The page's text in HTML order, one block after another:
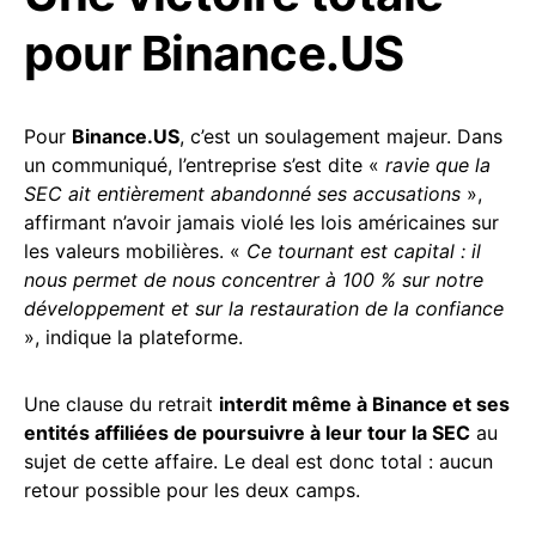
pour Binance.US
Pour Binance.US, c’est un soulagement majeur. Dans
un communiqué, l’entreprise s’est dite « ravie que la
SEC ait entièrement abandonné ses accusations »,
affirmant n’avoir jamais violé les lois américaines sur
les valeurs mobilières. « Ce tournant est capital : il
nous permet de nous concentrer à 100 % sur notre
développement et sur la restauration de la confiance
», indique la plateforme.
Une clause du retrait interdit même à Binance et ses
entités affiliées de poursuivre à leur tour la SEC au
sujet de cette affaire. Le deal est donc total : aucun
retour possible pour les deux camps.